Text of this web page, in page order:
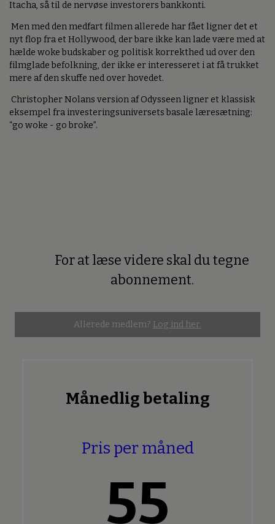
Itacha, så til de nervøse investorers bankkonti.
Men med den medfart filmen allerede har fået ligner det et
nyt flop fra et Hollywood, der bare ikke kan lade være med at
hælde woke budskaber og politisk korrekthed ud over den
filmglade befolkning, der ikke er interesseret i at få trukket
mere af den skuffe ned over hovedet.
Christopher Nolans version af Odysseen ligner et klassisk
eksempel fra investeringsuniversets basale læresætning:
“go woke - go broke”.
For at læse videre skal du tegne
abonnement.
Allerede medlem? Log ind her.
Månedlig betaling
Pris per måned
55